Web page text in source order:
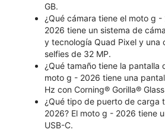
GB.
¿Qué cámara tiene el moto g
2026 tiene un sistema de
y tecnología Quad Pixel y una
selfies de 32 MP.
¿Qué tamaño tiene la pantalla
moto g - 2026 tiene una
Hz con Corning® Gorilla®
¿Qué tipo de puerto de carga
2026? El moto g - 2026 tiene
USB-C.